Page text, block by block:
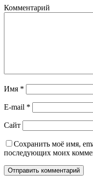
Комментарий
Имя *
E-mail *
Сайт
Сохранить моё имя,
последующих моих